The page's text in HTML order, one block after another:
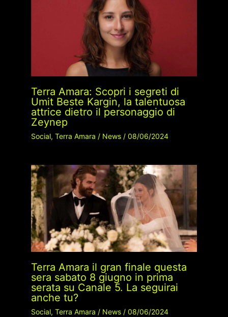
Terra Amara: Scopri i segreti di
Umit Beste Kargin, la talentuosa
attrice dietro il personaggio di
Zeynep
Social, Terra Amara / News/ 08/06/2024
Terra Amara il gran finale questa
sera sabato 8 giugno in prima
serata su Canale 5. La seguirai
anche tu?
Social, Terra Amara / News/ 08/06/2024